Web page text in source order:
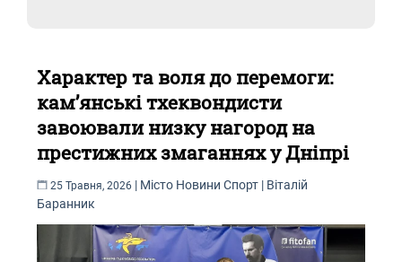
Характер та воля до перемоги:
кам’янські тхеквондисти
завоювали низку нагород на
престижних змаганнях у Дніпрі
25 Травня, 2026 | Місто Новини Спорт | Віталій
Баранник